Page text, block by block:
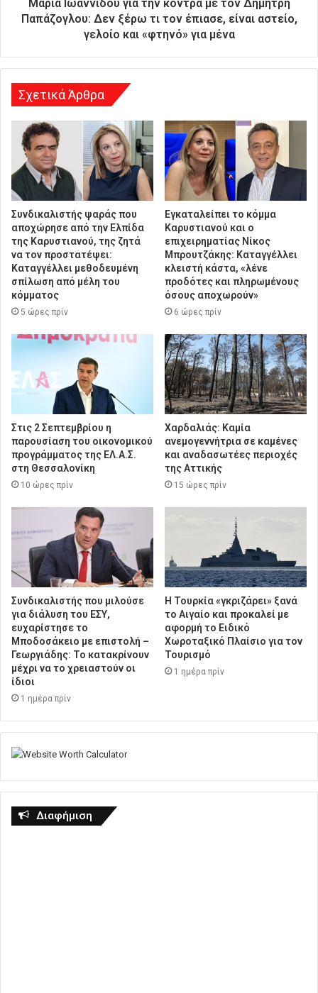
σ
Μαρία Ιωαννίδου για την κόντρα με τον Δημήτρη
Παπάζογλου: Δεν ξέρω τι τον έπιασε, είναι αστείο,
γελοίο και «φτηνό» για μένα
Σχετικά Άρθρα
Συνδικαλιστής ψαράς που
αποχώρησε από την Ελπίδα
της Καρυστιανού, της ζητά
να τον προστατέψει:
Καταγγέλλει μεθοδευμένη
σπίλωση από μέλη του
κόμματος
5 ώρες πρίν
Εγκαταλείπει το κόμμα
Καρυστιανού και ο
επιχειρηματίας Νίκος
Μπρουτζάκης: Καταγγέλλει
κλειστή κάστα, «λένε
προδότες και πληρωμένους
όσους αποχωρούν»
6 ώρες πρίν
Στις 2 Σεπτεμβρίου η
παρουσίαση του οικονομικού
προγράμματος της ΕΛ.Α.Σ.
στη Θεσσαλονίκη
10 ώρες πρίν
Χαρδαλιάς: Καμία
ανεμογεννήτρια σε καμένες
και αναδασωτέες περιοχές
της Αττικής
15 ώρες πρίν
Συνδικαλιστής που μιλούσε
για διάλυση του ΕΣΥ,
ευχαρίστησε το
Μποδοσάκειο με επιστολή –
Γεωργιάδης: Το κατακρίνουν
μέχρι να το χρειαστούν οι
ίδιοι
1 ημέρα πρίν
Η Τουρκία «γκριζάρει» ξανά
το Αιγαίο και προκαλεί με
αφορμή το Ειδικό
Χωροταξικό Πλαίσιο για τον
Τουρισμό
1 ημέρα πρίν
Διαφήμιση